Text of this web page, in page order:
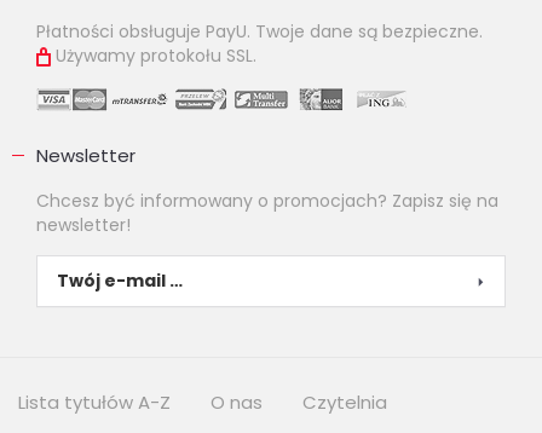
Płatności obsługuje PayU. Twoje dane są bezpieczne.
Używamy protokołu SSL.
Newsletter
Chcesz być informowany o promocjach? Zapisz się na
newsletter!
Lista tytułów A-Z O nas Czytelnia